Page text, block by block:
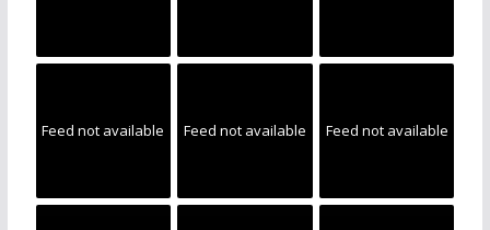
Feed not available Feed not available Feed not available